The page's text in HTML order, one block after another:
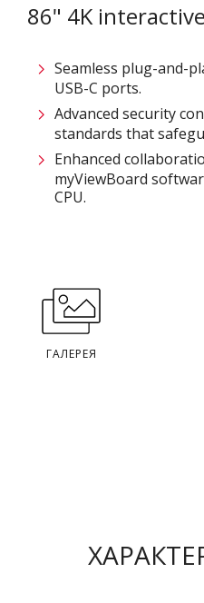
86" 4K
Seamless plug-and-
USB-C ports.
Advanced security
standards that
Enhanced
myViewBoard
CPU.
ГАЛЕРЕЯ